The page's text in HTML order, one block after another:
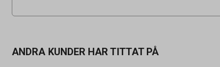
ANDRA KUNDER HAR TITTAT PÅ